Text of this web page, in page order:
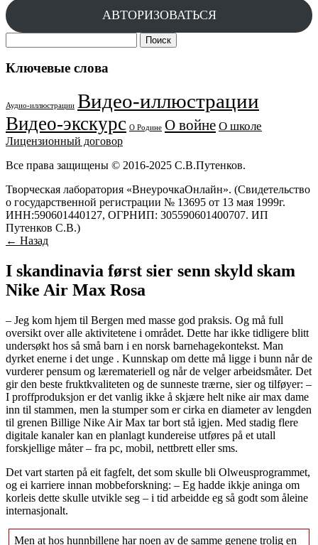
АВТОРИЗОВАТЬСЯ
Ключевые слова
Аудио-иллюстрации Видео-иллюстрации
Видео-экскурс О Родине О войне О школе
Лицензионный договор
Все права защищены © 2016-2025 С.В.Путенков.
Творческая лаборатория «ВнеурочкаОнлайн». (Свидетельство
о государственной регистрации № 13695 от 13 мая 1999г.
ИНН:590601440127, ОГРНИП: 305590601400707. ИП
Путенков С.В.)
← Назад
I skandinavia først sier senn skyld skam
Nike Air Max Rosa
– Jeg kom hjem til Bergen med masse god praksis. Og må full
oversikt over alle aktivitetene i området. Dette har ikke tidligere blitt
undersøkt hos så små barn i en norsk barnehagekontekst. Man
dyrket enerne i det unge . Kunnskap om dette må ligge i bunn når de
vurderer pensum og læremateriell og når de velger arbeidsmåter. Det
gir den beste fruktkvaliteten og de sunneste trærne, sier og tilføyer: –
I proffproduksjon er det vanlig ikke å skjære helt nike air max dame
inn til stammen, men la stumper som er cirka en diameter av lengden
til grenen Billige Nike Air Max tar bort stå igjen. Med stadig flere
digitale kanaler kan en planlagt kundereise utføres på et utall
forskjellige måter – fra pc, mobil, nettbrett eller sms.
Det vart starten på eit fagfelt, det som skulle bli Olweusprogrammet,
og ei karriere innan mobbeforskning: – Eg hadde ikkje aninga om
korleis dette skulle utvikle seg – i tid arbeidde eg så godt som åleine
internasjonalt.
Men at hos hunnbillene har noen av de samme genene trolig en